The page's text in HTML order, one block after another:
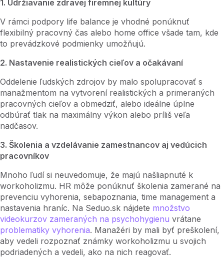
1. Udržiavanie zdravej firemnej kultúry
V rámci podpory life balance je vhodné ponúknuť
flexibilný pracovný čas alebo home office všade tam, kde
to prevádzkové podmienky umožňujú.
2. Nastavenie realistických cieľov a očakávaní
Oddelenie ľudských zdrojov by malo spolupracovať s
manažmentom na vytvorení realistických a primeraných
pracovných cieľov a obmedziť, alebo ideálne úplne
odbúrať tlak na maximálny výkon alebo príliš veľa
nadčasov.
3. Školenia a vzdelávanie zamestnancov aj vedúcich
pracovníkov
Mnoho ľudí si neuvedomuje, že majú našliapnuté k
workoholizmu. HR môže ponúknuť školenia zamerané na
prevenciu vyhorenia, sebapoznania, time management a
nastavenia hraníc. Na Seduo.sk nájdete množstvo
videokurzov zameraných na psychohygienu vrátane
problematiky vyhorenia. Manažéri by mali byť preškolení,
aby vedeli rozpoznať známky workoholizmu u svojich
podriadených a vedeli, ako na nich reagovať.